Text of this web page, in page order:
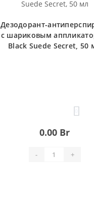
Дезодорант-
с шариковым
Black Suede Secret, 50
0.00 Br
- +